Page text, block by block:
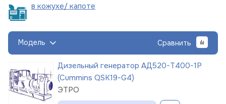
в кожухе/ капоте
Модель Сравнить
Дизельный генератор АД520-Т400-1Р
(Cummins QSK19-G4)
ЭТРО